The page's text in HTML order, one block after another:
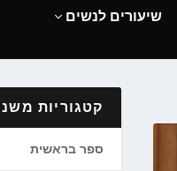
שיעורים לנשים
קטגוריות
ספר בראשית